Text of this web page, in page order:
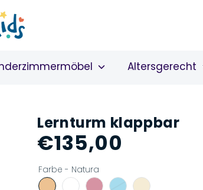
Altersgerecht
Lernturm klappbar
€135,00
Farbe - Natura